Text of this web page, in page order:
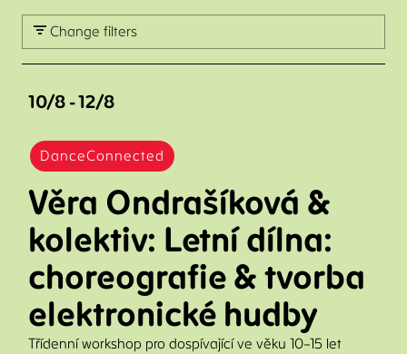
Change filters
10/8 - 12/8
DanceConnected
Věra Ondrašíková &
kolektiv: Letní dílna:
choreografie & tvorba
elektronické hudby
Třídenní workshop pro dospívající ve věku 10–15 let